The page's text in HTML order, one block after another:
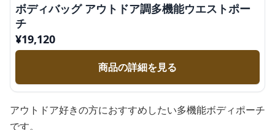
ボディバッグ アウトドア調多機能ウエストポー
チ
¥19,120
商品の詳細を見る
アウトドア好きの方におすすめしたい多機能ボディポーチ
です。